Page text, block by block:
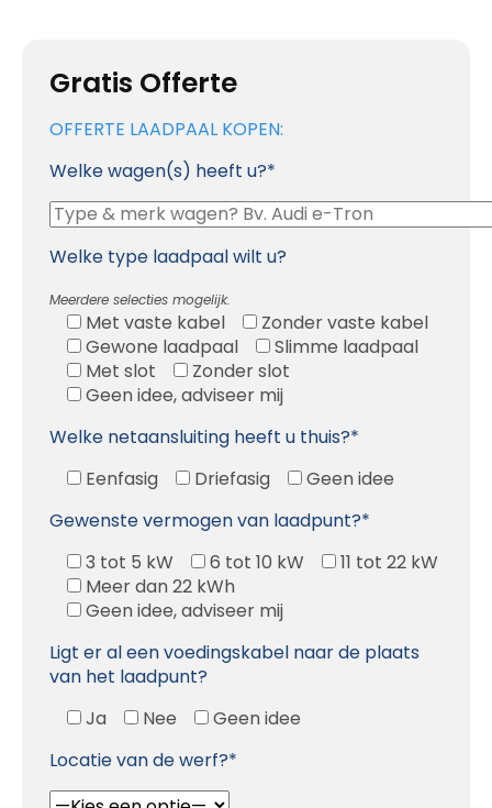
Gratis Offerte
OFFERTE LAADPAAL KOPEN:
Welke wagen(s) heeft u?*
Welke type laadpaal wilt u?
Meerdere selecties mogelijk.
Met vaste kabel
Zonder vaste kabel
Gewone laadpaal
Slimme laadpaal
Met slot
Zonder slot
Geen idee, adviseer mij
Welke netaansluiting heeft u thuis?*
Eenfasig
Driefasig
Geen idee
Gewenste vermogen van laadpunt?*
3 tot 5 kW
6 tot 10 kW
11 tot 22 kW
Meer dan 22 kWh
Geen idee, adviseer mij
Ligt er al een voedingskabel naar de plaats
van het laadpunt?
Ja
Nee
Geen idee
Locatie van de werf?*